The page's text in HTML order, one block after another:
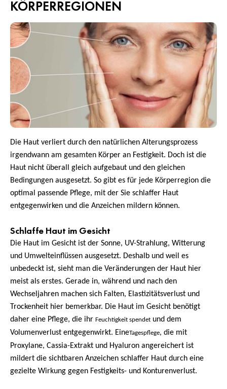
KÖRPERREGIONEN
Die Haut verliert durch den natürlichen Alterungsprozess
irgendwann am gesamten Körper an Festigkeit. Doch ist die
Haut nicht überall gleich aufgebaut und den gleichen
Bedingungen ausgesetzt. So gibt es für jede Körperregion die
optimal passende Pflege, mit der Sie schlaffer Haut
entgegenwirken und die Anzeichen mildern können.
Schlaffe Haut im Gesicht
Die Haut im Gesicht ist der Sonne, UV-Strahlung, Witterung
und Umwelteinflüssen ausgesetzt. Deshalb und weil es
unbedeckt ist, sieht man die Veränderungen der Haut hier
meist als erstes. Gerade in, während und nach den
Wechseljahren machen sich Falten, Elastizitätsverlust und
Trockenheit hier bemerkbar. Die Haut im Gesicht benötigt
daher eine Pflege, die ihr Feuchtigkeit spendet und dem
Volumenverlust entgegenwirkt. EineTagespflege, die mit
Proxylane, Cassia-Extrakt und Hyaluron angereichert ist
mildert die sichtbaren Anzeichen schlaffer Haut durch eine
gezielte Wirkung gegen Festigkeits- und Konturenverlust.